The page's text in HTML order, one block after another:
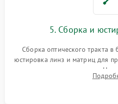
5. Сборка и
Сборка оптического тракта в
юстировка линз и матриц для
и устранения размытия.
шлейфов, установка